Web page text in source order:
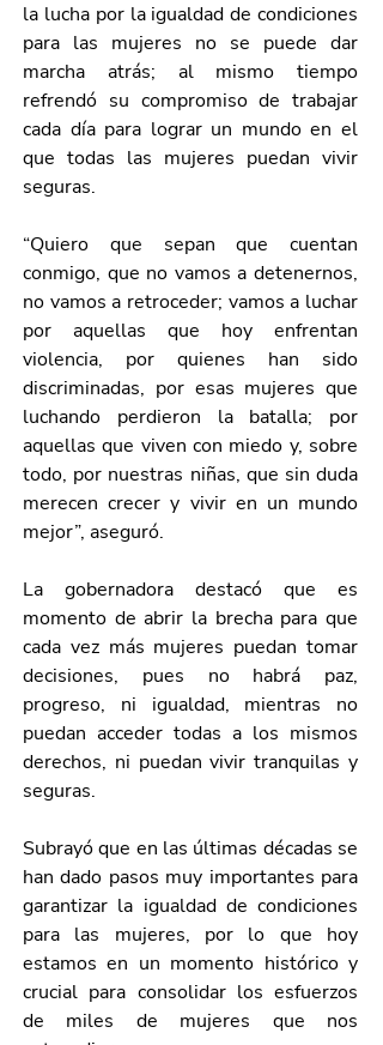
la lucha por la igualdad de condiciones
para las mujeres no se puede dar
marcha atrás; al mismo tiempo
refrendó su compromiso de trabajar
cada día para lograr un mundo en el
que todas las mujeres puedan vivir
seguras.
“Quiero que sepan que cuentan
conmigo, que no vamos a detenernos,
no vamos a retroceder; vamos a luchar
por aquellas que hoy enfrentan
violencia, por quienes han sido
discriminadas, por esas mujeres que
luchando perdieron la batalla; por
aquellas que viven con miedo y, sobre
todo, por nuestras niñas, que sin duda
merecen crecer y vivir en un mundo
mejor”, aseguró.
La gobernadora destacó que es
momento de abrir la brecha para que
cada vez más mujeres puedan tomar
decisiones, pues no habrá paz,
progreso, ni igualdad, mientras no
puedan acceder todas a los mismos
derechos, ni puedan vivir tranquilas y
seguras.
Subrayó que en las últimas décadas se
han dado pasos muy importantes para
garantizar la igualdad de condiciones
para las mujeres, por lo que hoy
estamos en un momento histórico y
crucial para consolidar los esfuerzos
de miles de mujeres que nos